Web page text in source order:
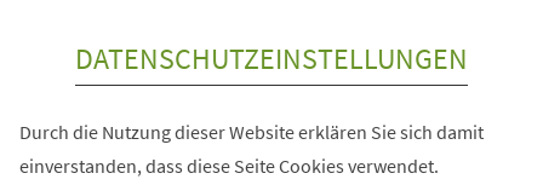
DATENSCHUTZEINSTELLUNGEN
Durch die Nutzung dieser Website erklären Sie sich damit
einverstanden, dass diese Seite Cookies verwendet.